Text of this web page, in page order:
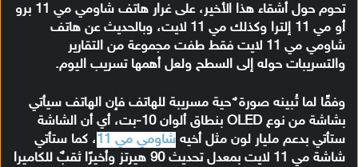
تحوم حول أشقاء هذا الأخير، على غرار هاتف شاومي مي 11 برو
أو مي 11 إلترا وكذلك مي 11 لايت، وبالحديث عن هاتف
شاومي مي 11 لايت فقط طفت مجموعة من التقارير
والتسريبات حوله إلى السطح ولعل أهمها تسريب اليوم.
وفقًا لما تُبينه صورة ٌ حية مسريبة للهاتف فإن الهاتف سيأتي
بشاشة من نوع OLED بنطاق ألوان 10-بت، أي أن الشاشة
ستأتي بدعم مليار لون مثل أخيه شاومي مي 11
، كما ستأتي
شاشة مي 11 لايت بمعدل تحديث 90 هيرتز وأخيرًا ثقبٌ للكاميرا